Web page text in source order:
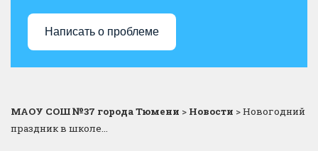
Написать о проблеме
МАОУ СОШ №37 города Тюмени > Новости >Новогодний
праздник в школе…